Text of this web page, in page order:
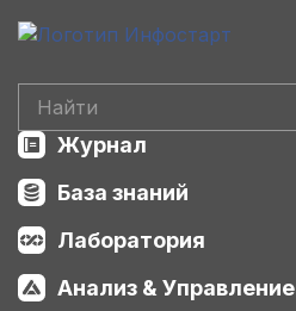
Журнал
База знаний
Лаборатория
Анализ & Управление